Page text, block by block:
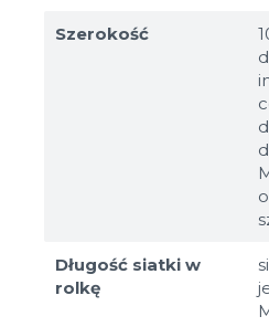
Szerokość
Długość siatki w
rolkę